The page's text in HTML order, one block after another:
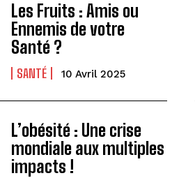
Les Fruits : Amis ou
Ennemis de votre
Santé ?
SANTÉ 10 Avril 2025
L’obésité : Une crise
mondiale aux multiples
impacts !